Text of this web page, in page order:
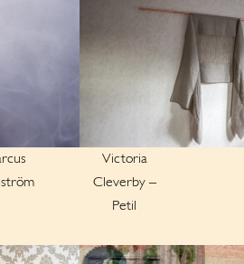
Victoria
Cleverby –
Petil